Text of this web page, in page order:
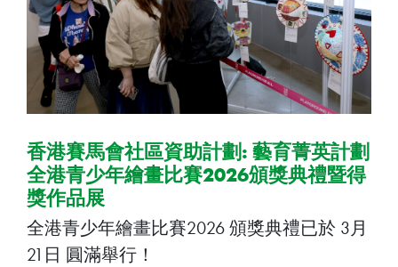
香港賽馬會社區資助計劃: 藝育菁英計劃
全港青少年繪畫比賽2026頒獎典禮暨得
獎作品展
全港青少年繪畫比賽2026 頒獎典禮已於 3月
21日 圓滿舉行！